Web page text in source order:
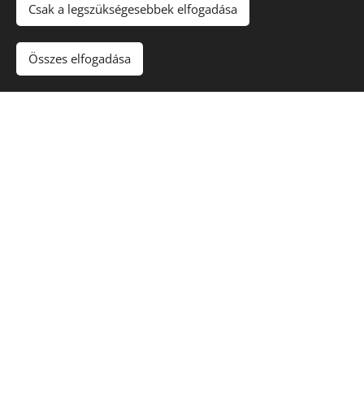
Csak a legszükségesebbek elfogadása
Összes elfogadása